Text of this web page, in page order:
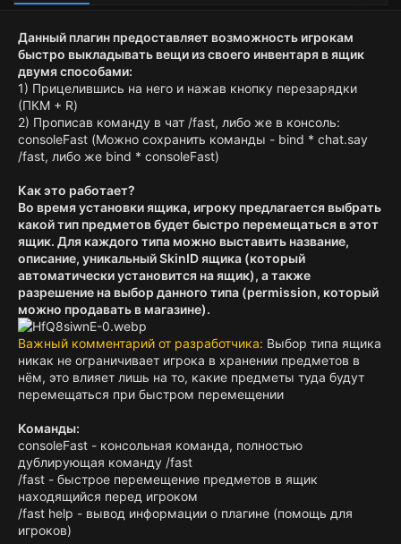
а
н
я
Данный плагин предоставляет возможность игрокам
быстро выкладывать вещи из своего инвентаря в ящик
двумя способами:
1) Прицелившись на него и нажав кнопку перезарядки
(ПКМ + R)
2) Прописав команду в чат /fast, либо же в консоль:
consoleFast (Можно сохранить команды - bind * chat.say
/fast, либо же bind * consoleFast)
Как это работает?
Во время установки ящика, игроку предлагается выбрать
какой тип предметов будет быстро перемещаться в этот
ящик. Для каждого типа можно выставить название,
описание, уникальный SkinID ящика (который
автоматически установится на ящик), а также
разрешение на выбор данного типа (permission, который
можно продавать в магазине).
Важный комментарий от разработчика: Выбор типа ящика
никак не ограничивает игрока в хранении предметов в
нём, это влияет лишь на то, какие предметы туда будут
перемещаться при быстром перемещении
Команды:
consoleFast - консольная команда, полностью
дублирующая команду /fast
/fast - быстрое перемещение предметов в ящик
находящийся перед игроком
/fast help - вывод информации о плагине (помощь для
игроков)